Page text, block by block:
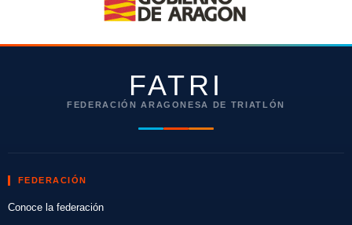
FATRI
FEDERACIÓN ARAGONESA DE TRIATLÓN
FEDERACIÓN
Conoce la federación